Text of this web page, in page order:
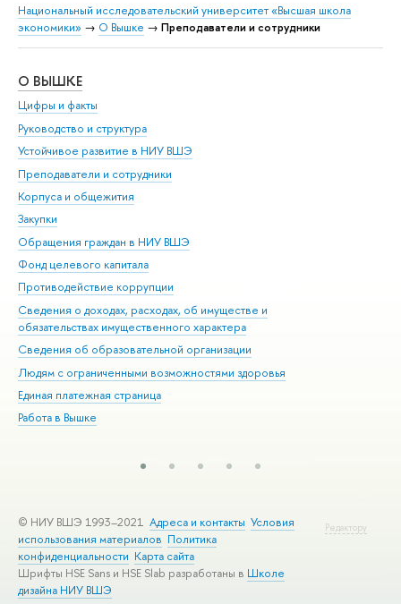
Национальный исследовательский университет «Высшая школа
экономики» → О Вышке → Преподаватели и сотрудники
О ВЫШКЕ
Цифры и факты
Руководство и структура
Устойчивое развитие в НИУ ВШЭ
Преподаватели и сотрудники
Корпуса и общежития
Закупки
Обращения граждан в НИУ ВШЭ
Фонд целевого капитала
Противодействие коррупции
Сведения о доходах, расходах, об имуществе и
обязательствах имущественного характера
Сведения об образовательной организации
Людям с ограниченными возможностями здоровья
Единая платежная страница
Работа в Вышке
Редактору
© НИУ ВШЭ 1993–2021 Адреса и контакты Условия
использования материалов Политика
конфиденциальности Карта сайта
Шрифты HSE Sans и HSE Slab разработаны в Школе
дизайна НИУ ВШЭ